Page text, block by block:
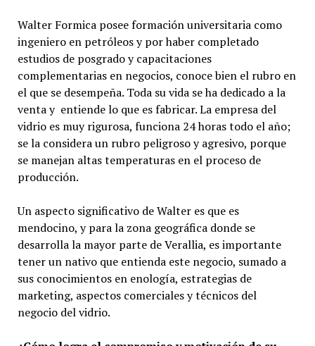
Walter Formica posee formación universitaria como
ingeniero en petróleos y por haber completado
estudios de posgrado y capacitaciones
complementarias en negocios, conoce bien el rubro en
el que se desempeña. Toda su vida se ha dedicado a la
venta y entiende lo que es fabricar. La empresa del
vidrio es muy rigurosa, funciona 24 horas todo el año;
se la considera un rubro peligroso y agresivo, porque
se manejan altas temperaturas en el proceso de
producción.
Un aspecto significativo de Walter es que es
mendocino, y para la zona geográfica donde se
desarrolla la mayor parte de Verallia, es importante
tener un nativo que entienda este negocio, sumado a
sus conocimientos en enología, estrategias de
marketing, aspectos comerciales y técnicos del
negocio del vidrio.